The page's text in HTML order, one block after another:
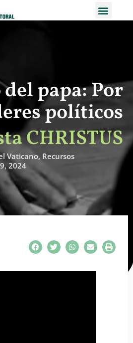
papa: Por
políticos
CHRISTUS
Vaticano, Recursos
2024